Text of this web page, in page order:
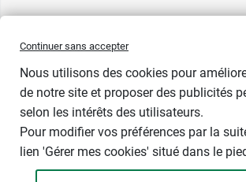
Continuer sans accepter
Nous utilisons des cookies pour
de notre site et proposer des publicités
selon les intérêts des utilisateurs.
Pour modifier vos préférences par la
lien 'Gérer mes cookies' situé dans le